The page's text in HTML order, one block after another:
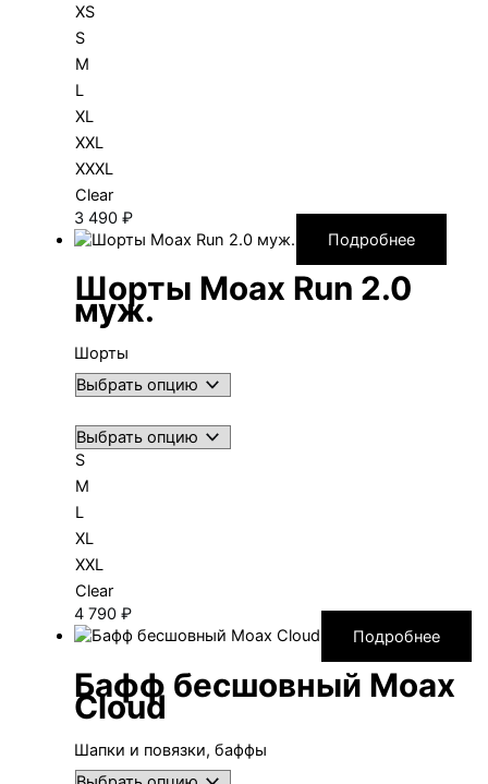
XS
S
M
L
XL
XXL
XXXL
Clear
3 490 ₽
Подробнее
Шорты Moax Run 2.0
муж.
Шорты
S
M
L
XL
XXL
Clear
4 790 ₽
Подробнее
Бафф бесшовный Moax
Cloud
Шапки и повязки, баффы